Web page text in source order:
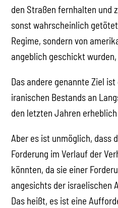
den Straßen fernhalten und
sonst wahrscheinlich
Regime, sondern von
angeblich geschickt
Das andere genannte Ziel
iranischen Bestands an
den letzten Jahren
Aber es ist unmöglich, dass
Forderung im Verlauf der
könnten, da sie einer
angesichts der israelischen
Das heißt, es ist eine